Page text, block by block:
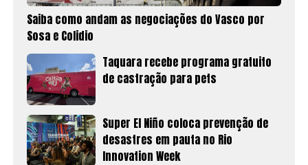
Saiba como andam as negociações do Vasco por
Sosa e Colidio
Taquara recebe programa gratuito
de castração para pets
Super El Niño coloca prevenção de
desastres em pauta no Rio
Innovation Week